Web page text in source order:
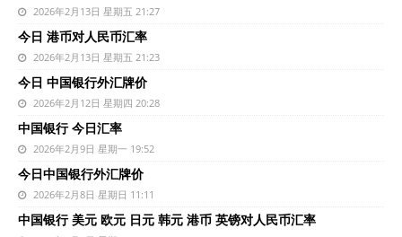
2026年2月13日 星期五 21:27
今日 港币对人民币汇率
2026年2月13日 星期五 21:23
今日 中国银行外汇牌价
2026年2月12日 星期四 20:28
中国银行 今日汇率
2026年2月9日 星期一 19:52
今日中国银行外汇牌价
2026年2月8日 星期日 11:11
中国银行 美元 欧元 日元 韩元 港币 英镑对人民币汇率